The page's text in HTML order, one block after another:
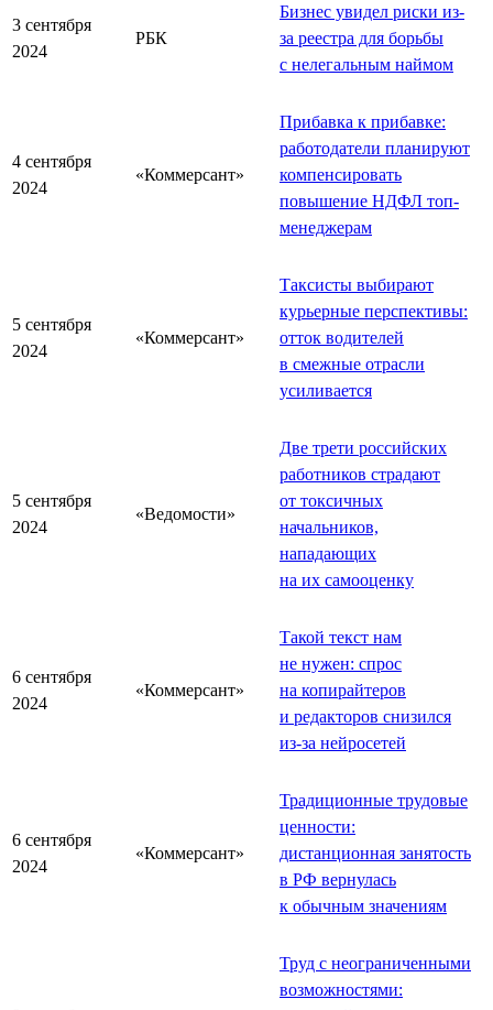
3 сентября
2024
РБК
Бизнес увидел риски из-
за реестра для борьбы
с нелегальным наймом
4 сентября
2024
«Коммерсант»
Прибавка к прибавке:
работодатели планируют
компенсировать
повышение НДФЛ топ-
менеджерам
5 сентября
2024
«Коммерсант»
Таксисты выбирают
курьерные перспективы:
отток водителей
в смежные отрасли
усиливается
5 сентября
2024
«Ведомости»
Две трети российских
работников страдают
от токсичных
начальников,
нападающих
на их самооценку
6 сентября
2024
«Коммерсант»
Такой текст нам
не нужен: спрос
на копирайтеров
и редакторов снизился
из-за нейросетей
6 сентября
2024
«Коммерсант»
Традиционные трудовые
ценности:
дистанционная занятость
в РФ вернулась
к обычным значениям
Труд с неограниченными
возможностями: